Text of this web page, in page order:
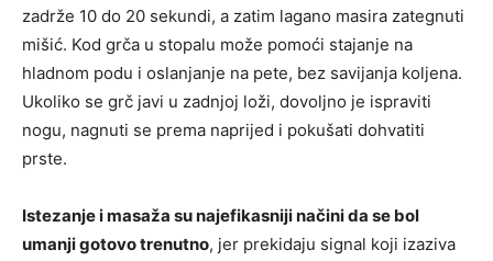
zadrže 10 do 20 sekundi, a zatim lagano masira zategnuti
mišić. Kod grča u stopalu može pomoći stajanje na
hladnom podu i oslanjanje na pete, bez savijanja koljena.
Ukoliko se grč javi u zadnjoj loži, dovoljno je ispraviti
nogu, nagnuti se prema naprijed i pokušati dohvatiti
prste.
Istezanje i masaža su najefikasniji načini da se bol
umanji gotovo trenutno, jer prekidaju signal koji izaziva